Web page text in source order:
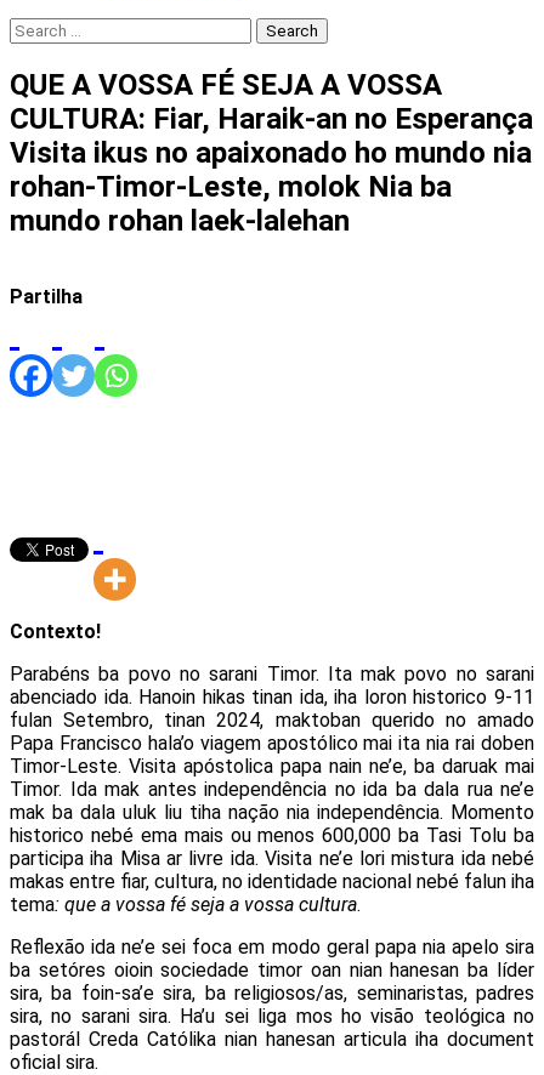
Search
for:
QUE A VOSSA FÉ SEJA A VOSSA
CULTURA: Fiar, Haraik-an no Esperança
Visita ikus no apaixonado ho mundo nia
rohan-Timor-Leste, molok Nia ba
mundo rohan laek-lalehan
Partilha
Contexto!
Parabéns ba povo no sarani Timor. Ita mak povo no sarani
abenciado ida. Hanoin hikas tinan ida, iha loron historico 9-11
fulan Setembro, tinan 2024, maktoban querido no amado
Papa Francisco hala’o viagem apostólico mai ita nia rai doben
Timor-Leste. Visita apóstolica papa nain ne’e, ba daruak mai
Timor. Ida mak antes independência no ida ba dala rua ne’e
mak ba dala uluk liu tiha nação nia independência. Momento
historico nebé ema mais ou menos 600,000 ba Tasi Tolu ba
participa iha Misa ar livre ida. Visita ne’e lori mistura ida nebé
makas entre fiar, cultura, no identidade nacional nebé falun iha
tema: que a vossa fé seja a vossa cultura.
Reflexão ida ne’e sei foca em modo geral papa nia apelo sira
ba setóres oioin sociedade timor oan nian hanesan ba líder
sira, ba foin-sa’e sira, ba religiosos/as, seminaristas, padres
sira, no sarani sira. Ha’u sei liga mos ho visão teológica no
pastorál Creda Católika nian hanesan articula iha document
oficial sira.